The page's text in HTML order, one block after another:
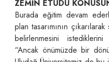
ZEMİN ETÜDÜ
Burada eğitim devam
plan tasarımının
belirlenmesini
“Ancak önümüzde bir